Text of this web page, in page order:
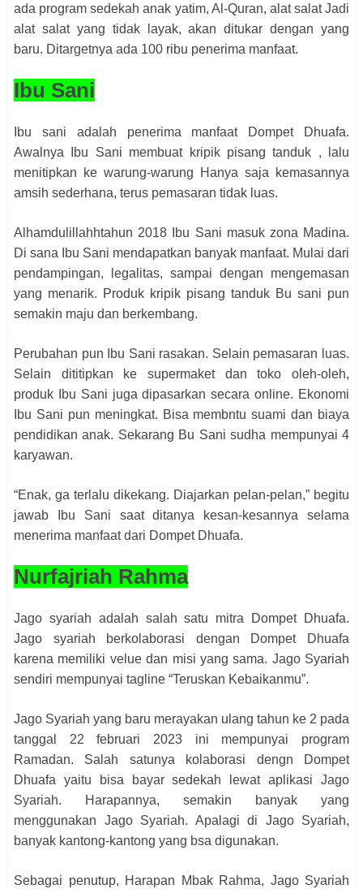
ada program sedekah anak yatim, Al-Quran, alat salat Jadi
alat salat yang tidak layak, akan ditukar dengan yang
baru. Ditargetnya ada 100 ribu penerima manfaat.
Ibu Sani
Ibu sani adalah penerima manfaat Dompet Dhuafa.
Awalnya Ibu Sani membuat kripik pisang tanduk , lalu
menitipkan ke warung-warung Hanya saja kemasannya
amsih sederhana, terus pemasaran tidak luas.
Alhamdulillahhtahun 2018 Ibu Sani masuk zona Madina.
Di sana Ibu Sani mendapatkan banyak manfaat. Mulai dari
pendampingan, legalitas, sampai dengan mengemasan
yang menarik. Produk kripik pisang tanduk Bu sani pun
semakin maju dan berkembang.
Perubahan pun Ibu Sani rasakan. Selain pemasaran luas.
Selain dititipkan ke supermaket dan toko oleh-oleh,
produk Ibu Sani juga dipasarkan secara online. Ekonomi
Ibu Sani pun meningkat. Bisa membntu suami dan biaya
pendidikan anak. Sekarang Bu Sani sudha mempunyai 4
karyawan.
“Enak, ga terlalu dikekang. Diajarkan pelan-pelan,” begitu
jawab Ibu Sani saat ditanya kesan-kesannya selama
menerima manfaat dari Dompet Dhuafa.
Nurfajriah Rahma
Jago syariah adalah salah satu mitra Dompet Dhuafa.
Jago syariah berkolaborasi dengan Dompet Dhuafa
karena memiliki velue dan misi yang sama. Jago Syariah
sendiri mempunyai tagline “Teruskan Kebaikanmu”.
Jago Syariah yang baru merayakan ulang tahun ke 2 pada
tanggal 22 februari 2023 ini mempunyai program
Ramadan. Salah satunya kolaborasi dengn Dompet
Dhuafa yaitu bisa bayar sedekah lewat aplikasi Jago
Syariah. Harapannya, semakin banyak yang
menggunakan Jago Syariah. Apalagi di Jago Syariah,
banyak kantong-kantong yang bsa digunakan.
Sebagai penutup, Harapan Mbak Rahma, Jago Syariah